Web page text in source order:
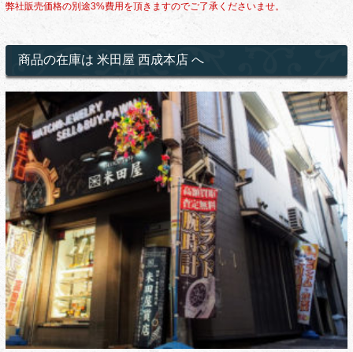
弊社販売価格の別途3%費用を頂きますのでご了承くださいませ。
商品の在庫は 米田屋 西成本店 へ